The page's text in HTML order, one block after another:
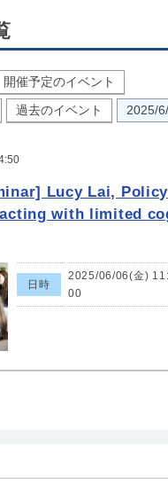
開催予定のイベント
過去のイベント 2025/
Lucy Lai, Policy
with limited
日時
2025/06/06(金)
00